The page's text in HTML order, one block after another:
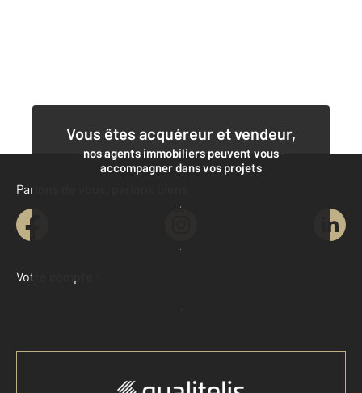
Vous êtes acquéreur et vendeur,
nos agents immobiliers peuvent vous
accompagner dans vos projets
Contacter l'agence
Demander une estimation
Parlons de vous, parlons biens
Votre compte :
Accéder à mon compte